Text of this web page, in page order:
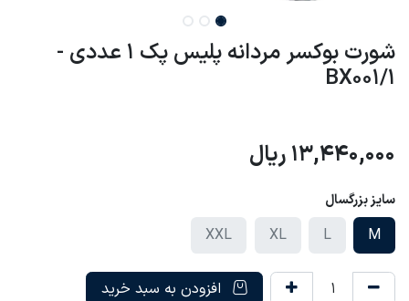
شورت بوکسر مردانه پلیس پک 1 عددی -
BX001/1
13,440,000 ریال
سایز بزرگسال
M
L
XL
XXL
افزودن به سبد خرید